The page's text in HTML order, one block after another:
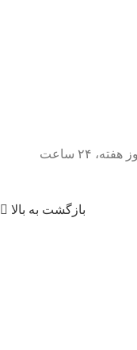
هفت روز هفته، ۲۴ ساعت
بازگشت به بالا